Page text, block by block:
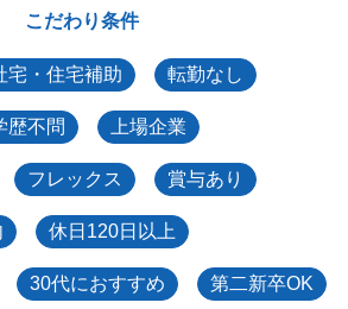
こだわり条件
宅・住宅補助 転勤なし
歴不問 上場企業
フレックス 賞与あり
休日120日以上
30代におすすめ 第二新卒OK